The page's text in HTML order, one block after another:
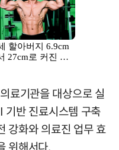
료기관을 대상으로 실
기반 진료시스템 구축
강화와 의료진 업무 효
위해서다.